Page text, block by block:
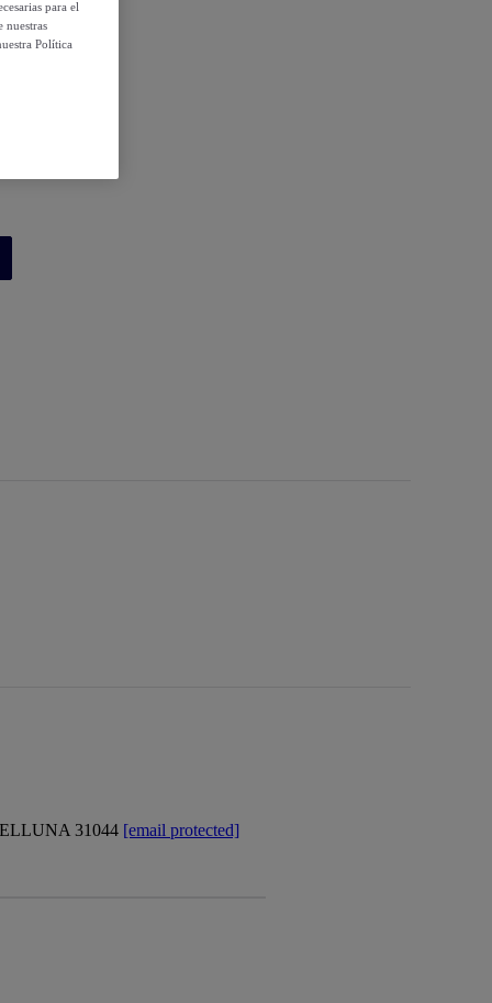
31044 [email protected]
para el
nuestras
Política